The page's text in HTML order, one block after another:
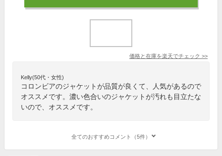
価格と在庫を楽天でチェック >>
Kelly(50代・女性)
コロンビアのジャケットが品質が良くて、人気があるので
オススメです。濃い色合いのジャケットが汚れも目立たな
いので、オススメです。
全てのおすすめコメント（5件）